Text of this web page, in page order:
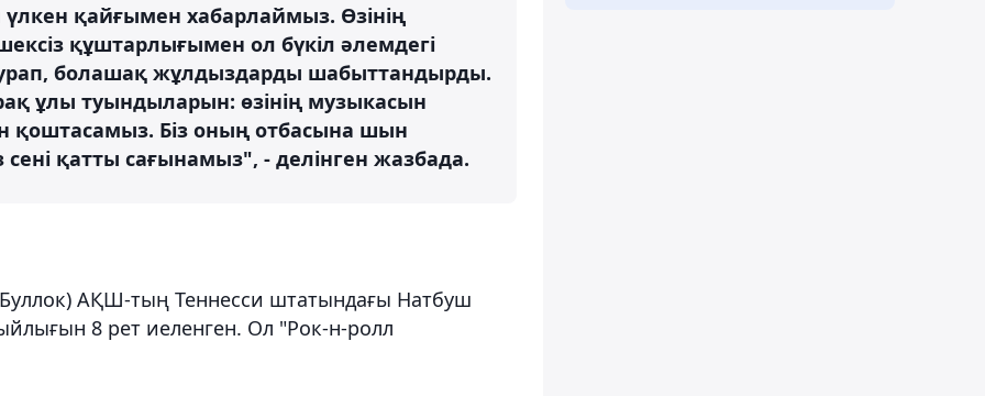
қайғымен хабарлаймыз. Өзінің
құштарлығымен ол бүкіл әлемдегі
болашақ жұлдыздарды шабыттандырды.
ұлы туындыларын: өзінің музыкасын
Біз оның отбасына шын
қатты сағынамыз", - делінген жазбада.
АҚШ-тың Теннесси штатындағы Натбуш
8 рет иеленген. Ол "Рок-н-ролл